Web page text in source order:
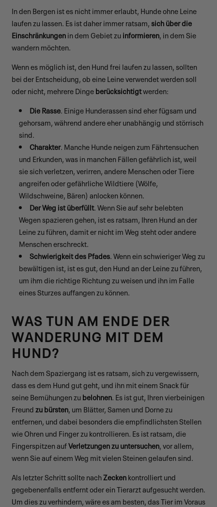
In den Bergen ist es nicht immer erlaubt, Hunde ohne Leine
laufen zu lassen. Es ist daher immer ratsam,sich über die
Einschränkungenin dem Gebiet zu informieren, in dem Sie
wandern möchten.
Wenn es möglich ist, den Hund frei laufen zu lassen, sollten
bei der Entscheidung, ob eine Leine verwendet werden soll
oder nicht, mehrere Dingeberücksichtigtwerden:
Die Rasse. Einige Hunderassen sind eher fügsam und
gehorsam, während andere eher unabhängig und störrisch
sind.
Charakter. Manche Hunde neigen zum Fährtensuchen
und Erkunden, was in manchen Fällen gefährlich ist, weil
sie sich verletzen, verirren, andere Menschen oder Tiere
angreifen oder gefährliche Wildtiere (Wölfe,
Wildschweine, Bären) anlocken können.
Der Weg ist überfüllt. Wenn Sie auf sehr belebten
Wegen spazieren gehen, ist es ratsam, Ihren Hund an der
Leine zu führen, damit er nicht im Weg steht oder andere
Menschen erschreckt.
Schwierigkeit des Pfades. Wenn ein schwieriger Weg zu
bewältigen ist, ist es gut, den Hund an der Leine zu führen,
um ihm die richtige Richtung zu weisen und ihn im Falle
eines Sturzes auffangen zu können.
WAS TUN AM ENDE DER
WANDERUNG MIT DEM
HUND?
Nach dem Spaziergang ist es ratsam, sich zu vergewissern,
dass es dem Hund gut geht, und ihn mit einem Snack für
seine Bemühungen zu belohnen. Es ist gut, Ihren vierbeinigen
Freundzu bürsten, um Blätter, Samen und Dorne zu
entfernen, und dabei besonders die empfindlichsten Stellen
wie Ohren und Finger zu kontrollieren. Es ist ratsam, die
Fingerspitzen aufVerletzungen zu untersuchen, vor allem,
wenn Sie auf einem Weg mit vielen Steinen gelaufen sind.
Als letzter Schritt sollte nachZeckenkontrolliert und
gegebenenfalls entfernt oder ein Tierarzt aufgesucht werden.
Um dies zu verhindern, wäre es am besten, das Tier im Voraus